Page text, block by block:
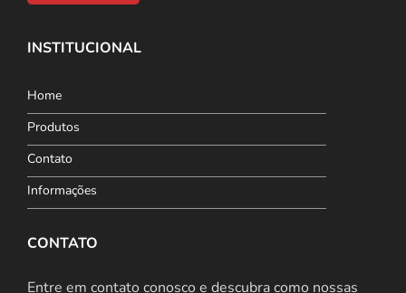
INSTITUCIONAL
Home
Produtos
Contato
Informações
CONTATO
Entre em contato conosco e descubra como nossas